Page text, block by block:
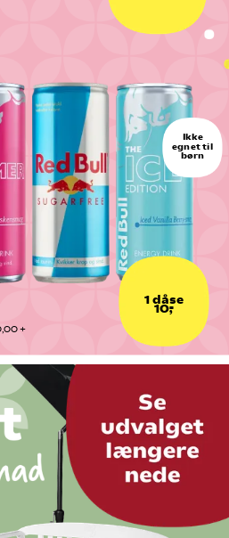
1 dåse
10,-
+
Ikke
egnet til
børn